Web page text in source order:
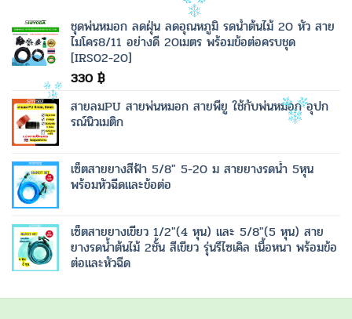
ชุดพ่นหมอก ลดฝุ่น ลดอุณหภูมิ รดน้ำต้นไม้ 20 หัว สาย
ไมโคร8/11 อย่างดี 20เมตร พร้อมข้อต่อครบชุด
[IRS02-20]
330 ฿
สายลมPU สายพ่นหมอก สายพียู ใช้กับพ่นหมอก อุปก
รณ์นิวเมติก
เซ็ตสายยางสีฟ้า 5/8" 5-20 ม สายยางรดน้ำ 5หุน
พร้อมหัวฉีดและข้อต่อ
เซ็ตสายยางเขียว 1/2"(4 หุน) และ 5/8"(5 หุน) สาย
ยางรดน้ำต้นไม้ 2ชั้น สีเขียว รุ่นรีไซเคิล เนื้อหนา พร้อมข้อ
ต่อและหัวฉีด